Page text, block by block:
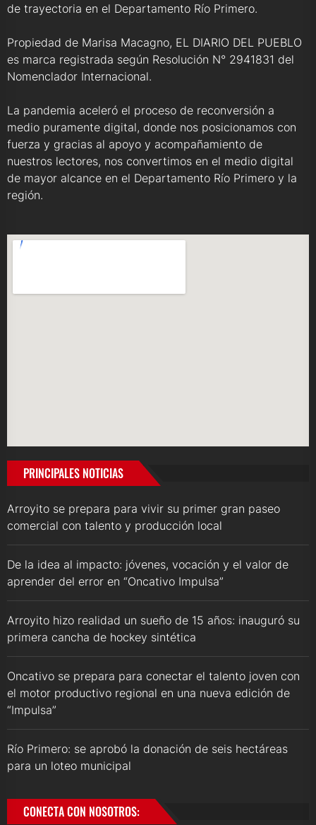
de trayectoria en el Departamento Río Primero.
Propiedad de Marisa Macagno, EL DIARIO DEL PUEBLO
es marca registrada según Resolución N° 2941831 del
Nomenclador Internacional.
La pandemia aceleró el proceso de reconversión a
medio puramente digital, donde nos posicionamos con
fuerza y gracias al apoyo y acompañamiento de
nuestros lectores, nos convertimos en el medio digital
de mayor alcance en el Departamento Río Primero y la
región.
PRINCIPALES NOTICIAS
Arroyito se prepara para vivir su primer gran paseo
comercial con talento y producción local
De la idea al impacto: jóvenes, vocación y el valor de
aprender del error en “Oncativo Impulsa”
Arroyito hizo realidad un sueño de 15 años: inauguró su
primera cancha de hockey sintética
Oncativo se prepara para conectar el talento joven con
el motor productivo regional en una nueva edición de
“Impulsa”
Río Primero: se aprobó la donación de seis hectáreas
para un loteo municipal
CONECTA CON NOSOTROS: